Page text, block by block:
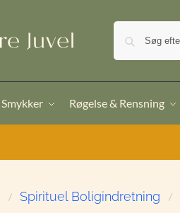
Smykker Røgelse & Rensning
/ Spirituel Boligindretning /